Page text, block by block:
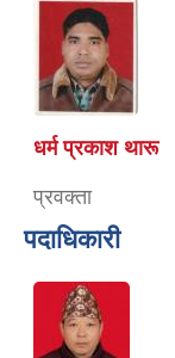
धर्म प्रकाश थारू
प्रवक्ता
पदाधिकारी